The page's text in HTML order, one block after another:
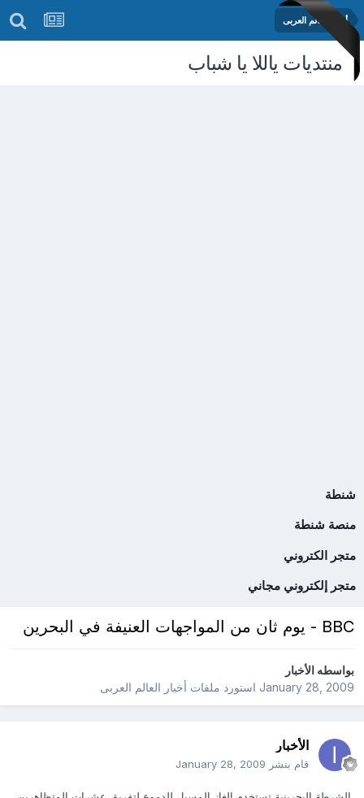
أخبار العالم العربى
منتديات ياللا يا شباب
شنطة
منصة شنطة
متجر الكتروني
متجر إلكتروني مجاني
BBC - يوم ثان من المواجهات العنيفة في البحرين
بواسطهالأخبار
January 28, 2009استورد ملفات أخبار العالم العربى
الأخبار
قام بنشر January 28, 2009